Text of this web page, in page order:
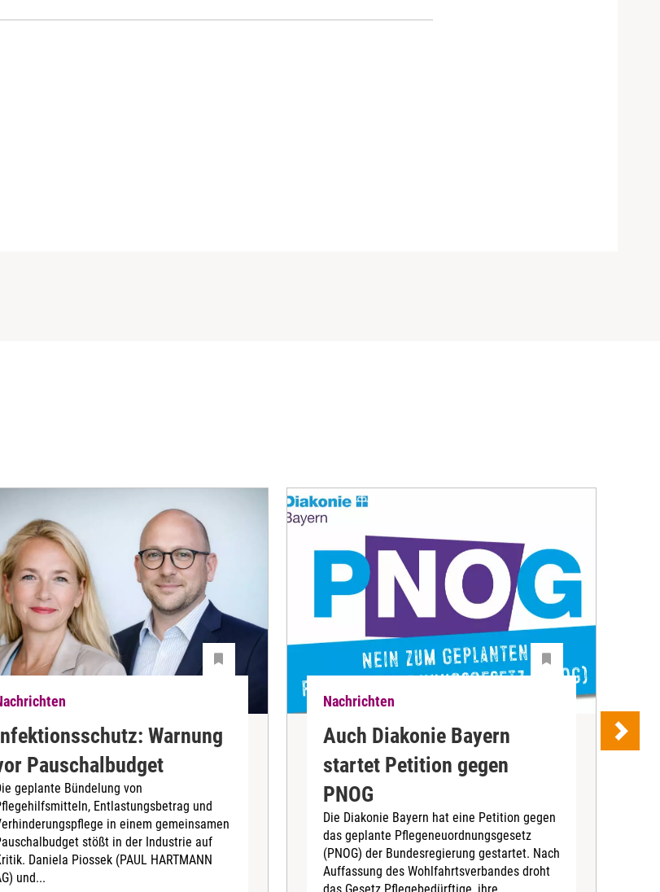
Warnung
Pauschalbudget
geplante Bündelung von
Entlastungsbetrag und
in einem gemeinsamen
stößt in der Industrie auf
Daniela Piossek (PAUL HARTMANN
und...
Nachrichten
Auch Diakonie Bayern
startet Petition gegen
PNOG
Die Diakonie Bayern hat eine Petition gegen
das geplante Pflegeneuordnungsgesetz
(PNOG) der Bundesregierung gestartet. Nach
Auffassung des Wohlfahrtsverbandes droht